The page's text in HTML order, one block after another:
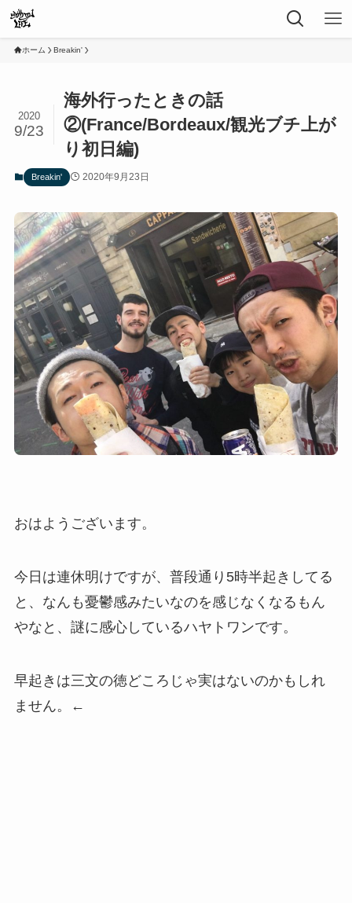
ホーム Breakin'
海外行ったときの話
②(France/Bordeaux/観光ブチ上が
り初日編)
2020
9/23
Breakin' 2020年9月23日
おはようございます。
今日は連休明けですが、普段通り5時半起きしてる
と、なんも憂鬱感みたいなのを感じなくなるもん
やなと、謎に感心しているハヤトワンです。
早起きは三文の徳どころじゃ実はないのかもしれ
ません。←